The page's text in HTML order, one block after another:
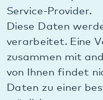
Webseite:
Die Daten werden
Erreichung des
erforderlich sind. Im
zur Bereitstellung der
Fall, wenn die
Falle der Speicherung